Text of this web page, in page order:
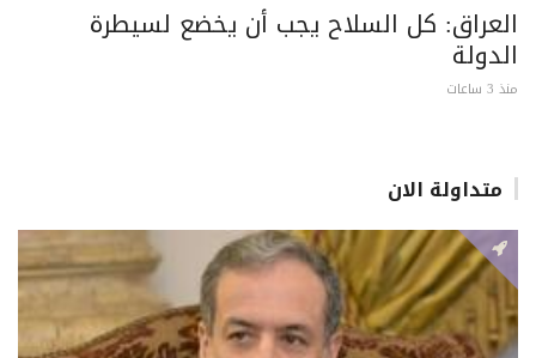
العراق: كل السلاح يجب أن يخضع لسيطرة
الدولة
منذ 3 ساعات
متداولة الان